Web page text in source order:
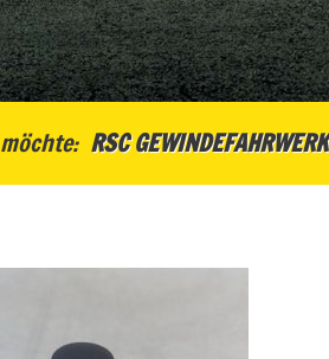
RSC GEWINDEFAHRWERK